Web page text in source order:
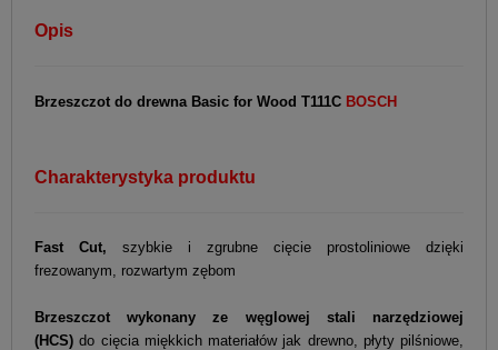
Opis
Brzeszczot do drewna Basic for Wood T111C BOSCH
Charakterystyka produktu
Fast Cut, szybkie i zgrubne cięcie prostoliniowe dzięki
frezowanym, rozwartym zębom
Brzeszczot wykonany ze węglowej stali narzędziowej
(HCS)do cięcia miękkich materiałów jak drewno, płyty pilśniowe,